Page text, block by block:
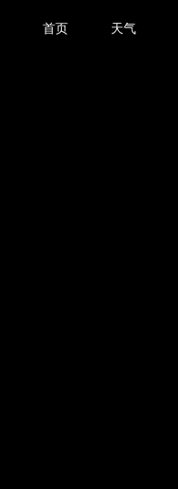
首页 天气